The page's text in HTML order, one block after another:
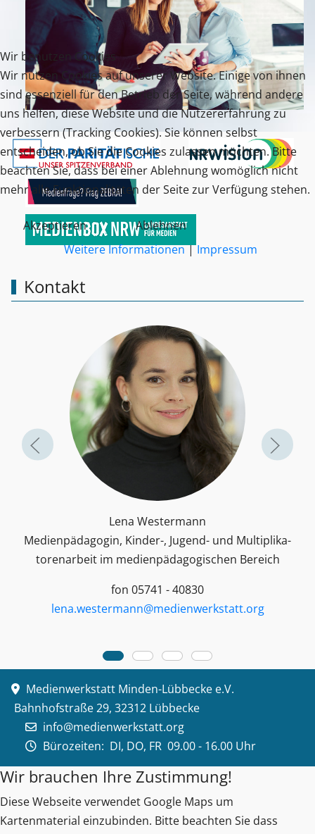
Kontakt
Lena Westermann
Medienpädagogin, Kinder-, Jugend- und Multiplika­
toren­arbeit im medienpädagogischen Bereich
fon 05741 - 40830
lena.westermann@medienwerkstatt.org
Medienwerkstatt Minden-Lübbecke e.V.
Bahnhofstraße 29, 32312 Lübbecke
info@medienwerkstatt.org
Bürozeiten: DI, DO, FR 09.00 - 16.00 Uhr
Wir brauchen Ihre Zustimmung!
Diese Webseite verwendet Google Maps um
Kartenmaterial einzubinden. Bitte beachten Sie dass
Wir benutzen Cookies
Wir nutzen Cookies auf unserer Website. Einige von ihnen
sind essenziell für den Betrieb der Seite, während andere
uns helfen, diese Website und die Nutzererfahrung zu
verbessern (Tracking Cookies). Sie können selbst
entscheiden, ob Sie die Cookies zulassen möchten. Bitte
beachten Sie, dass bei einer Ablehnung womöglich nicht
mehr alle Funktionalitäten der Seite zur Verfügung stehen.
Akzeptieren
Ablehnen
Weitere Informationen|Impressum